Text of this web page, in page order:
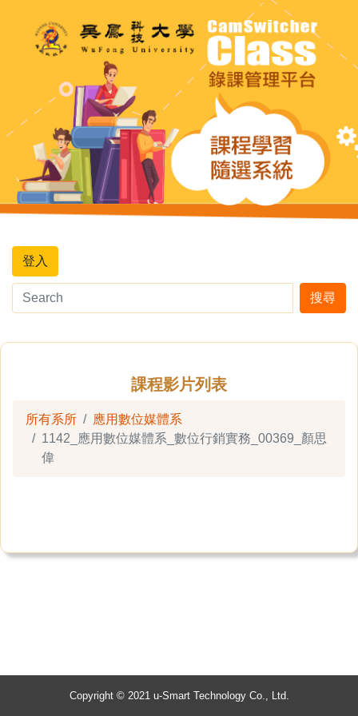
登入
搜尋
課程影片列表
所有系所
應用數位媒體系
1142_應用數位媒體系_數位行銷實務_00369_顏思
偉
Copyright © 2021 u-Smart Technology Co., Ltd.